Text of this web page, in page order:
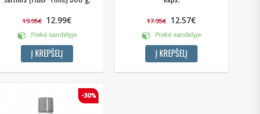
19.95€ 12.99€
Prekė sandėlyje
Į KREPŠELĮ
17.95€ 12.57€
Prekė sandėlyje
Į KREPŠELĮ
-30%